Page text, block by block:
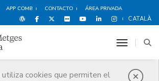
APP COMB CONTACTO ÁREA PRIVADA
CATALÀ
cookies que permiten el
toggle